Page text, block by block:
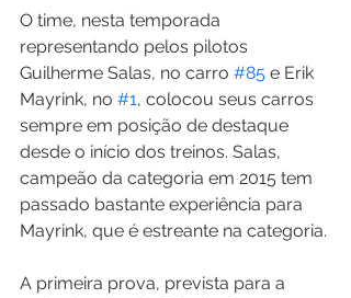
O time, nesta temporada
representando pelos pilotos
Guilherme Salas, no carro #85 e Erik
Mayrink, no #1, colocou seus carros
sempre em posição de destaque
desde o início dos treinos. Salas,
campeão da categoria em 2015 tem
passado bastante experiência para
Mayrink, que é estreante na categoria.
A primeira prova, prevista para a